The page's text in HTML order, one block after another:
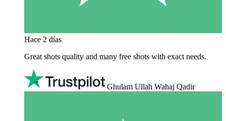
Hace 2 días
Great shots quality and many free shots with exact needs.
Ghulam Ullah Wahaj Qadir